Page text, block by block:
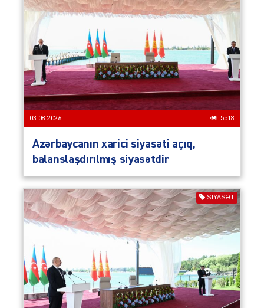
03.08.2026 5518
Azərbaycanın xarici siyasəti açıq,
balanslaşdırılmış siyasətdir
SIYASƏT